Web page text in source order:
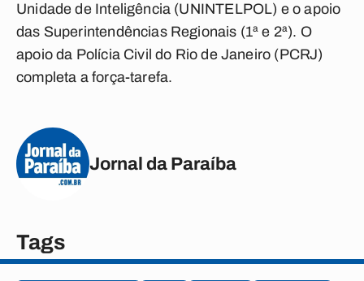
Unidade de Inteligência (UNINTELPOL) e o apoio
das Superintendências Regionais (1ª e 2ª). O
apoio da Polícia Civil do Rio de Janeiro (PCRJ)
completa a força-tarefa.
Jornal da Paraíba
Tags